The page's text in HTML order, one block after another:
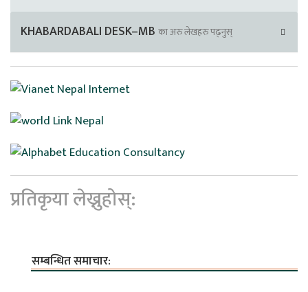
KHABARDABALI DESK–MB का अरु लेखहरु पढ्नुस्
प्रतिकृया लेख्नुहोस्:
सम्बन्धित समाचार: